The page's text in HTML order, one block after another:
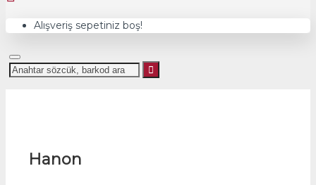
Alışveriş sepetiniz boş!
Hanon